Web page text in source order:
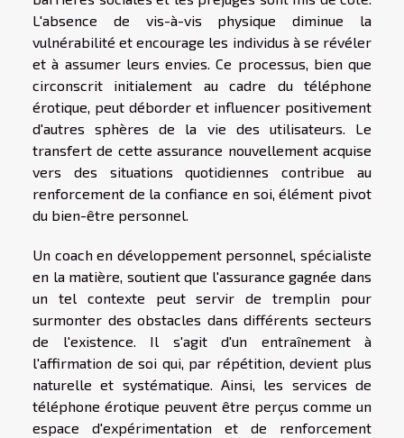
L'absence de vis-à-vis physique diminue la
vulnérabilité et encourage les individus à se révéler
et à assumer leurs envies. Ce processus, bien que
circonscrit initialement au cadre du téléphone
érotique, peut déborder et influencer positivement
d'autres sphères de la vie des utilisateurs. Le
transfert de cette assurance nouvellement acquise
vers des situations quotidiennes contribue au
renforcement de la confiance en soi, élément pivot
du bien-être personnel.
Un coach en développement personnel, spécialiste
en la matière, soutient que l'assurance gagnée dans
un tel contexte peut servir de tremplin pour
surmonter des obstacles dans différents secteurs
de l'existence. Il s'agit d'un entraînement à
l'affirmation de soi qui, par répétition, devient plus
naturelle et systématique. Ainsi, les services de
téléphone érotique peuvent être perçus comme un
espace d'expérimentation et de renforcement